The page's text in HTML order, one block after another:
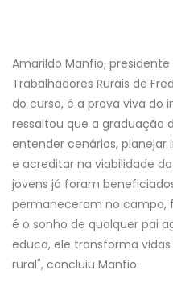
Amarildo Manfio,
Trabalhadores Rurais de
do curso, é a prova viva do
ressaltou que a graduação
entender cenários,
e acreditar na viabilidade
jovens já foram
permaneceram no campo,
é o sonho de qualquer pai
educa, ele transforma
rural", concluiu Manfio.